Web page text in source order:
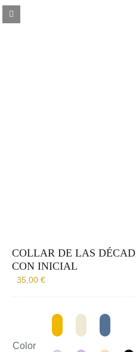
COLLAR DE LAS
CON INICIAL
35,00 €
Color